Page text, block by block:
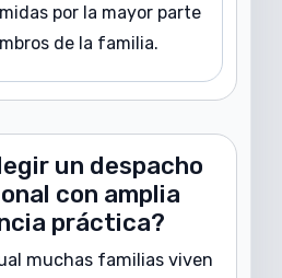
por la mayor parte
de la familia.
un despacho
con amplia
práctica?
muchas familias viven